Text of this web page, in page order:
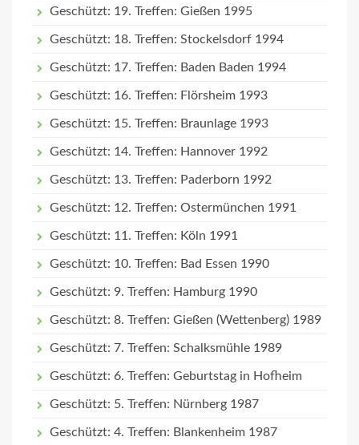
Geschützt: 19. Treffen: Gießen 1995
Geschützt: 18. Treffen: Stockelsdorf 1994
Geschützt: 17. Treffen: Baden Baden 1994
Geschützt: 16. Treffen: Flörsheim 1993
Geschützt: 15. Treffen: Braunlage 1993
Geschützt: 14. Treffen: Hannover 1992
Geschützt: 13. Treffen: Paderborn 1992
Geschützt: 12. Treffen: Ostermünchen 1991
Geschützt: 11. Treffen: Köln 1991
Geschützt: 10. Treffen: Bad Essen 1990
Geschützt: 9. Treffen: Hamburg 1990
Geschützt: 8. Treffen: Gießen (Wettenberg) 1989
Geschützt: 7. Treffen: Schalksmühle 1989
Geschützt: 6. Treffen: Geburtstag in Hofheim
Geschützt: 5. Treffen: Nürnberg 1987
Geschützt: 4. Treffen: Blankenheim 1987